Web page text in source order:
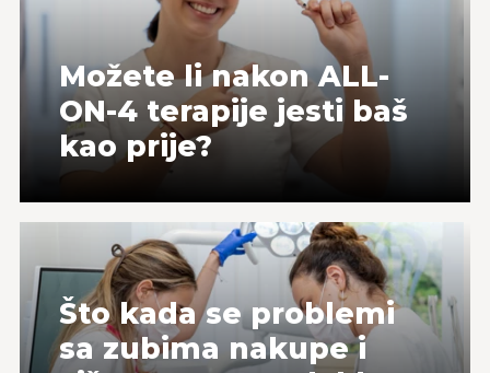
Možete li nakon ALL-
ON-4 terapije jesti baš
kao prije?
Što kada se problemi
sa zubima nakupe i